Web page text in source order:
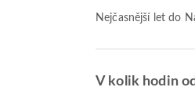
Nejčasnější let do
V kolik hodin